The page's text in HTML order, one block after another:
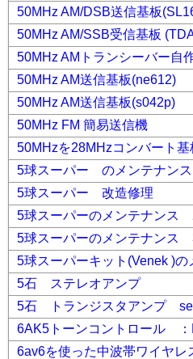
50MHz AM/DSB送信基板
50MHz AM/SSB受信基板
50MHz AMトランシーバー
50MHz AM送信基板
50MHz AM送信基板
50MHz FM 簡易送信機
50MHzを28MHzコンバート基
5球スーパー のメンテナンス
5球スーパー 改造修理
5球スーパーのメンテナンス
5球スーパーのメンテナンス
5球スーパーキット(Venek )の
5石 ステレオアンプ
5石 トランジスタアンプ
6AK5トーンコントロール ：
6av6を使った中波帯ワイヤ